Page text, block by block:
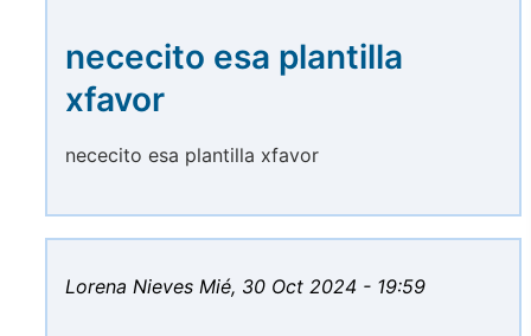
nececito esa plantilla
xfavor
nececito esa plantilla xfavor
Lorena Nieves Mié, 30 Oct 2024 - 19:59